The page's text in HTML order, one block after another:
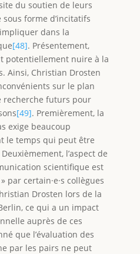
du soutien de leurs
forme d’incitatifs
dans la
[48]. Présentement,
potentiellement nuire à la
Ainsi, Christian Drosten
sur le plan
recherche futurs pour
[49]. Premièrement, la
exige beaucoup
le temps qui peut être
l’aspect de
scientifique est
par certain·e·s collègues
Drosten lors de la
ce qui a un impact
auprès de ces
que l’évaluation des
par les pairs ne peut